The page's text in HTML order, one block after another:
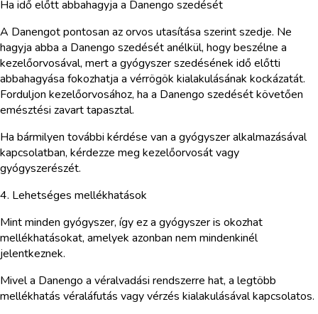
Ha idő előtt abbahagyja a Danengo szedését
A Danengot pontosan az orvos utasítása szerint szedje. Ne
hagyja abba a Danengo szedését anélkül, hogy beszélne a
kezelőorvosával, mert a gyógyszer szedésének idő előtti
abbahagyása fokozhatja a vérrögök kialakulásának kockázatát.
Forduljon kezelőorvosához, ha a Danengo szedését követően
emésztési zavart tapasztal.
Ha bármilyen további kérdése van a gyógyszer alkalmazásával
kapcsolatban, kérdezze meg kezelőorvosát vagy
gyógyszerészét.
4. Lehetséges mellékhatások
Mint minden gyógyszer, így ez a gyógyszer is okozhat
mellékhatásokat, amelyek azonban nem mindenkinél
jelentkeznek.
Mivel a Danengo a véralvadási rendszerre hat, a legtöbb
mellékhatás véraláfutás vagy vérzés kialakulásával kapcsolatos.